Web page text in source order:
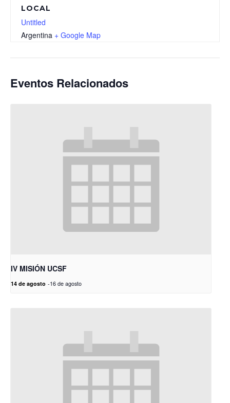
LOCAL
Untitled
Argentina + Google Map
Eventos Relacionados
IV MISIÓN UCSF
14 de agosto -16 de agosto